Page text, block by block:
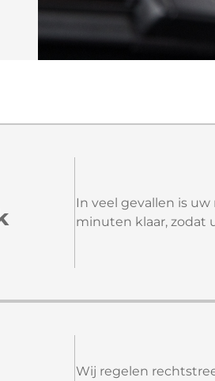
In veel gevallen is
minuten klaar, zodat
Wij regelen